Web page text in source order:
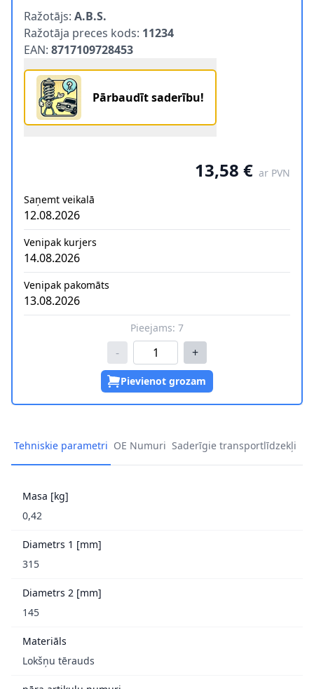
Ražotājs: A.B.S.
Ražotāja preces kods: 11234
EAN: 8717109728453
Pārbaudīt saderību!
13,58 € ar PVN
Saņemt veikalā
12.08.2026
Venipak kurjers
14.08.2026
Venipak pakomāts
13.08.2026
Pieejams: 7
- +
Pievienot grozam
Tehniskie parametri OE Numuri Saderīgie transportlīdzekļi
Masa [kg]
0,42
Diametrs 1 [mm]
315
Diametrs 2 [mm]
145
Materiāls
Lokšņu tērauds